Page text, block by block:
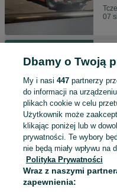
07
21
06
40
Dbamy o Twoją
My i nasi 447partnerzy
do informacji na
plikach cookie w celu
Użytkownik może
klikając poniżej lub w
prywatności. Te wybory
nie będą miały wpływu na
Polityka Prywatności
Wraz z naszymi
zapewnienia: